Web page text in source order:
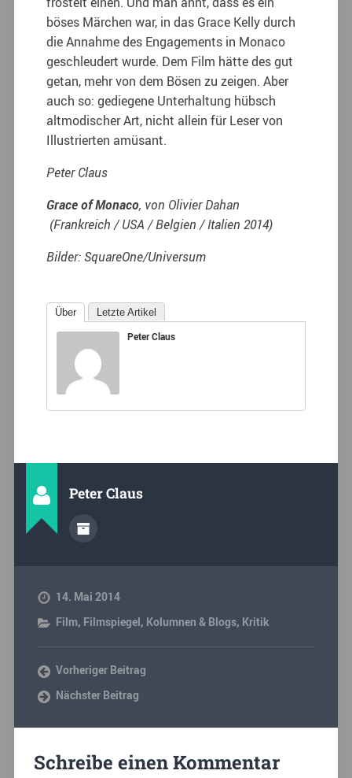
böses Märchen war, in das Grace Kelly durch
die Annahme des Engagements in Monaco
geschleudert wurde. Dem Film hätte des gut
getan, mehr von dem Bösen zu zeigen. Aber
auch so: gediegene Unterhaltung hübsch
altmodischer Art, nicht allein für Leser von
Illustrierten amüsant.
Peter Claus
Grace of Monaco, von Olivier Dahan
(Frankreich / USA / Belgien / Italien 2014)
Bilder: SquareOne/Universum
Über Letzte Artikel
Peter Claus
Peter Claus
14. Mai 2014
Film, Filmspiegel, Kolumnen & Blogs, Kritik
Vorheriger Beitrag
Nächster Beitrag
Schreibe einen Kommentar